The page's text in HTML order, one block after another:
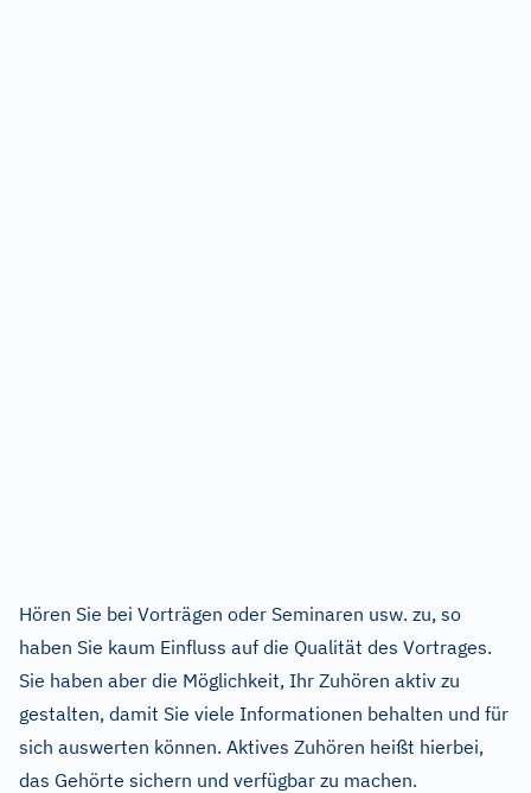
Hören Sie bei Vorträgen oder Seminaren usw. zu, so
haben Sie kaum Einfluss auf die Qualität des Vortrages.
Sie haben aber die Möglichkeit, Ihr Zuhören aktiv zu
gestalten, damit Sie viele Informationen behalten und für
sich auswerten können. Aktives Zuhören heißt hierbei,
das Gehörte sichern und verfügbar zu machen.